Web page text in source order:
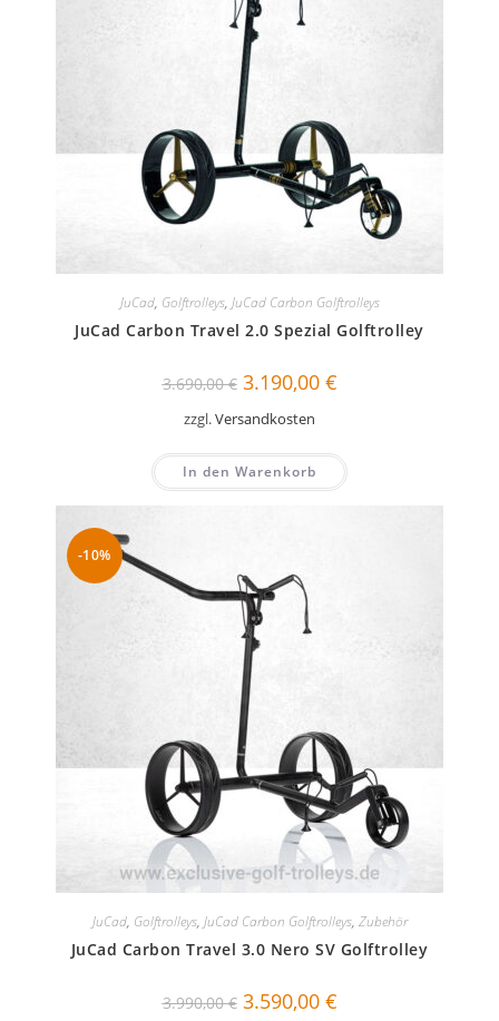
JuCad, Golftrolleys, JuCad Carbon Golftrolleys
JuCad Carbon Travel 2.0 Spezial Golftrolley
3.690,00€ Ursprünglicher
Preis
war:
3.690,00 €
3.190,00 €Aktueller
Preis
zzgl.Versandkosten
In den Warenkorb
-10%
JuCad, Golftrolleys, JuCad Carbon Golftrolleys, Zubehör
JuCad Carbon Travel 3.0 Nero SV Golftrolley
3.990,00€ Ursprünglicher
Preis
3.590,00 €Aktueller
Preis